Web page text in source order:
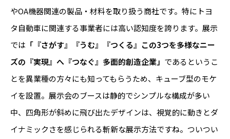
やOA機器関連の製品・材料を取り扱う商社です。特にトヨ
タ自動車に関連する事業者には高い認知度を誇ります。展示
では 「『さがす』『うむ』『つくる』この3つを多様なニー
ズの『実現』へ『つなぐ』多面的創造企業」 であるというこ
とを異業種の方々にも知ってもらうため、キューブ型のモケ
イを設置。展示会のブースは静的でシンプルな構成が多い
中、四角形が斜めに飛び出たデザインは、視覚的に動きとダ
イナミックさを感じられる斬新な展示方法ですね。ついつい